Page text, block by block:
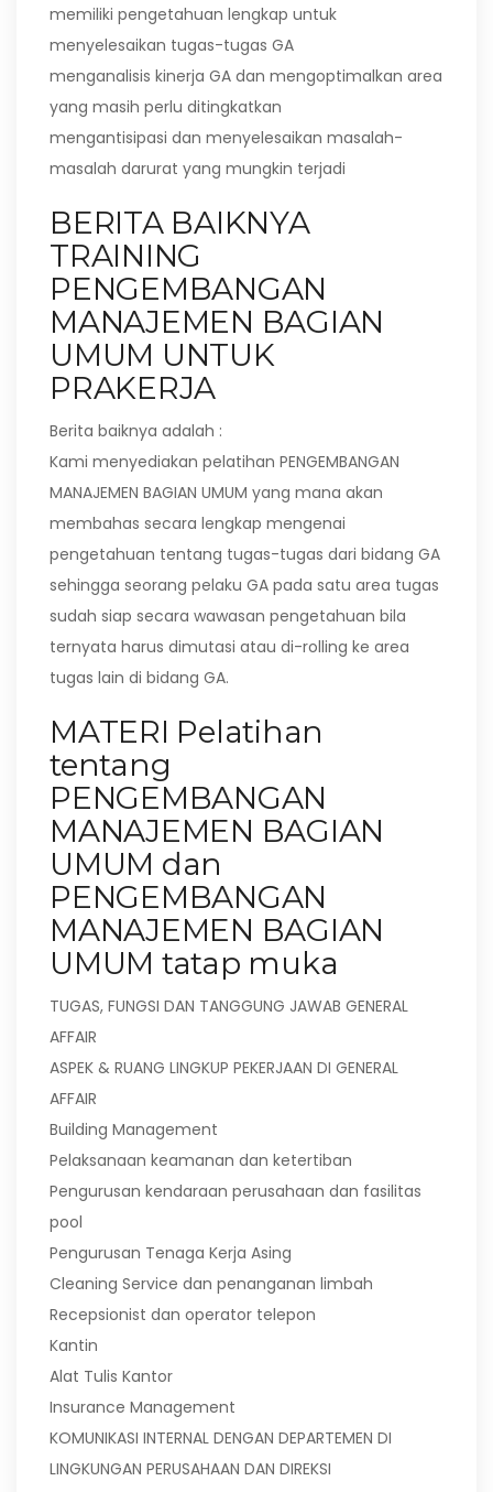
memiliki pengetahuan lengkap untuk
menyelesaikan tugas-tugas GA
menganalisis kinerja GA dan mengoptimalkan area
yang masih perlu ditingkatkan
mengantisipasi dan menyelesaikan masalah-
masalah darurat yang mungkin terjadi
BERITA BAIKNYA
TRAINING
PENGEMBANGAN
MANAJEMEN BAGIAN
UMUM UNTUK
PRAKERJA
Berita baiknya adalah :
Kami menyediakan pelatihan PENGEMBANGAN
MANAJEMEN BAGIAN UMUM yang mana akan
membahas secara lengkap mengenai
pengetahuan tentang tugas-tugas dari bidang GA
sehingga seorang pelaku GA pada satu area tugas
sudah siap secara wawasan pengetahuan bila
ternyata harus dimutasi atau di-rolling ke area
tugas lain di bidang GA.
MATERI Pelatihan
tentang
PENGEMBANGAN
MANAJEMEN BAGIAN
UMUM dan
PENGEMBANGAN
MANAJEMEN BAGIAN
UMUM tatap muka
TUGAS, FUNGSI DAN TANGGUNG JAWAB GENERAL
AFFAIR
ASPEK & RUANG LINGKUP PEKERJAAN DI GENERAL
AFFAIR
Building Management
Pelaksanaan keamanan dan ketertiban
Pengurusan kendaraan perusahaan dan fasilitas
pool
Pengurusan Tenaga Kerja Asing
Cleaning Service dan penanganan limbah
Recepsionist dan operator telepon
Kantin
Alat Tulis Kantor
Insurance Management
KOMUNIKASI INTERNAL DENGAN DEPARTEMEN DI
LINGKUNGAN PERUSAHAAN DAN DIREKSI